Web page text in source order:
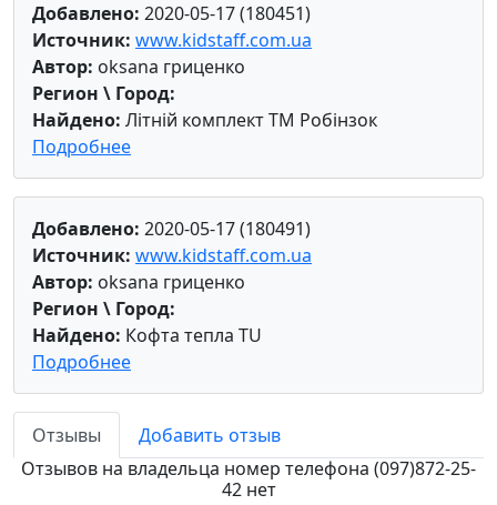
Добавлено: 2020-05-17 (180451)
Источник: www.kidstaff.com.ua
Автор: oksana гриценко
Регион \ Город:
Найдено: Літній комплект ТМ Робінзок
Подробнее
Добавлено: 2020-05-17 (180491)
Источник: www.kidstaff.com.ua
Автор: oksana гриценко
Регион \ Город:
Найдено: Кофта тепла TU
Подробнее
Отзывы
Добавить отзыв
Отзывов на владельца номер телефона (097)872-25-
42 нет